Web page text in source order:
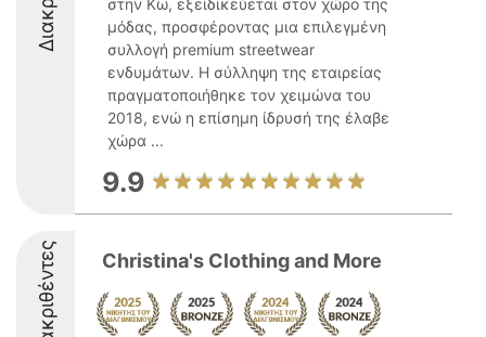
στην Κω, εξειδικεύεται στον χώρο της
μόδας, προσφέροντας μια επιλεγμένη
συλλογή premium streetwear
ενδυμάτων. Η σύλληψη της εταιρείας
πραγματοποιήθηκε τον χειμώνα του
2018, ενώ η επίσημη ίδρυσή της έλαβε
χώρα ...
9.9
Διακριθέντες Christina's Clothing and More